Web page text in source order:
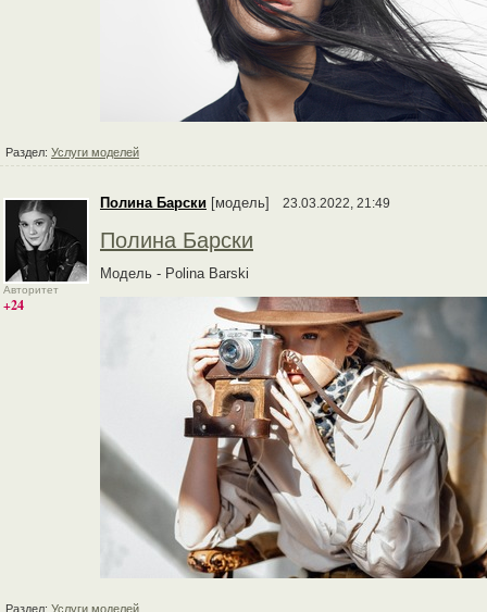
Раздел: Услуги моделей
Авторитет
+24
Полина Барски [модель] 23.03.2022, 21:49
Полина Барски
Модель - Polina Barski
Раздел: Услуги моделей